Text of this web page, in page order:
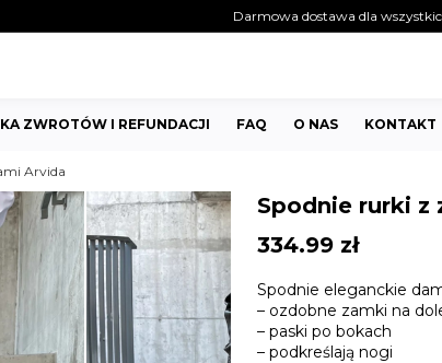
Darmowa dostawa dla
ZWROTÓW I REFUNDACJI FAQ O NAS KONTAKT
Arvida
Spodnie rurki z
334.99 zł
Spodnie eleganckie
– ozdobne zamki na
– paski po bokach
– podkreślają nogi